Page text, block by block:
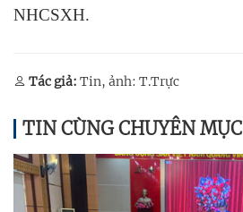
NHCSXH.
Tác giả: Tin, ảnh: T.Trực
TIN CÙNG CHUYÊN MỤC